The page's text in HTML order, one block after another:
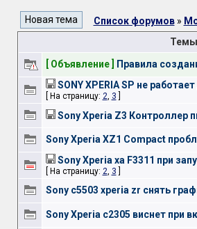
Список форумов»
Темы
[ Объявление ]
Правила
SONY XPERIA SP не
[ На страницу: 2, 3
Sony Xperia Z3 Контроллер
Sony Xperia XZ1 Compact
Sony Xperia xa F3311 при
[ На страницу: 2, 3
Sony c5503 xperia zr снять
Sony Xperia c2305 виснет при